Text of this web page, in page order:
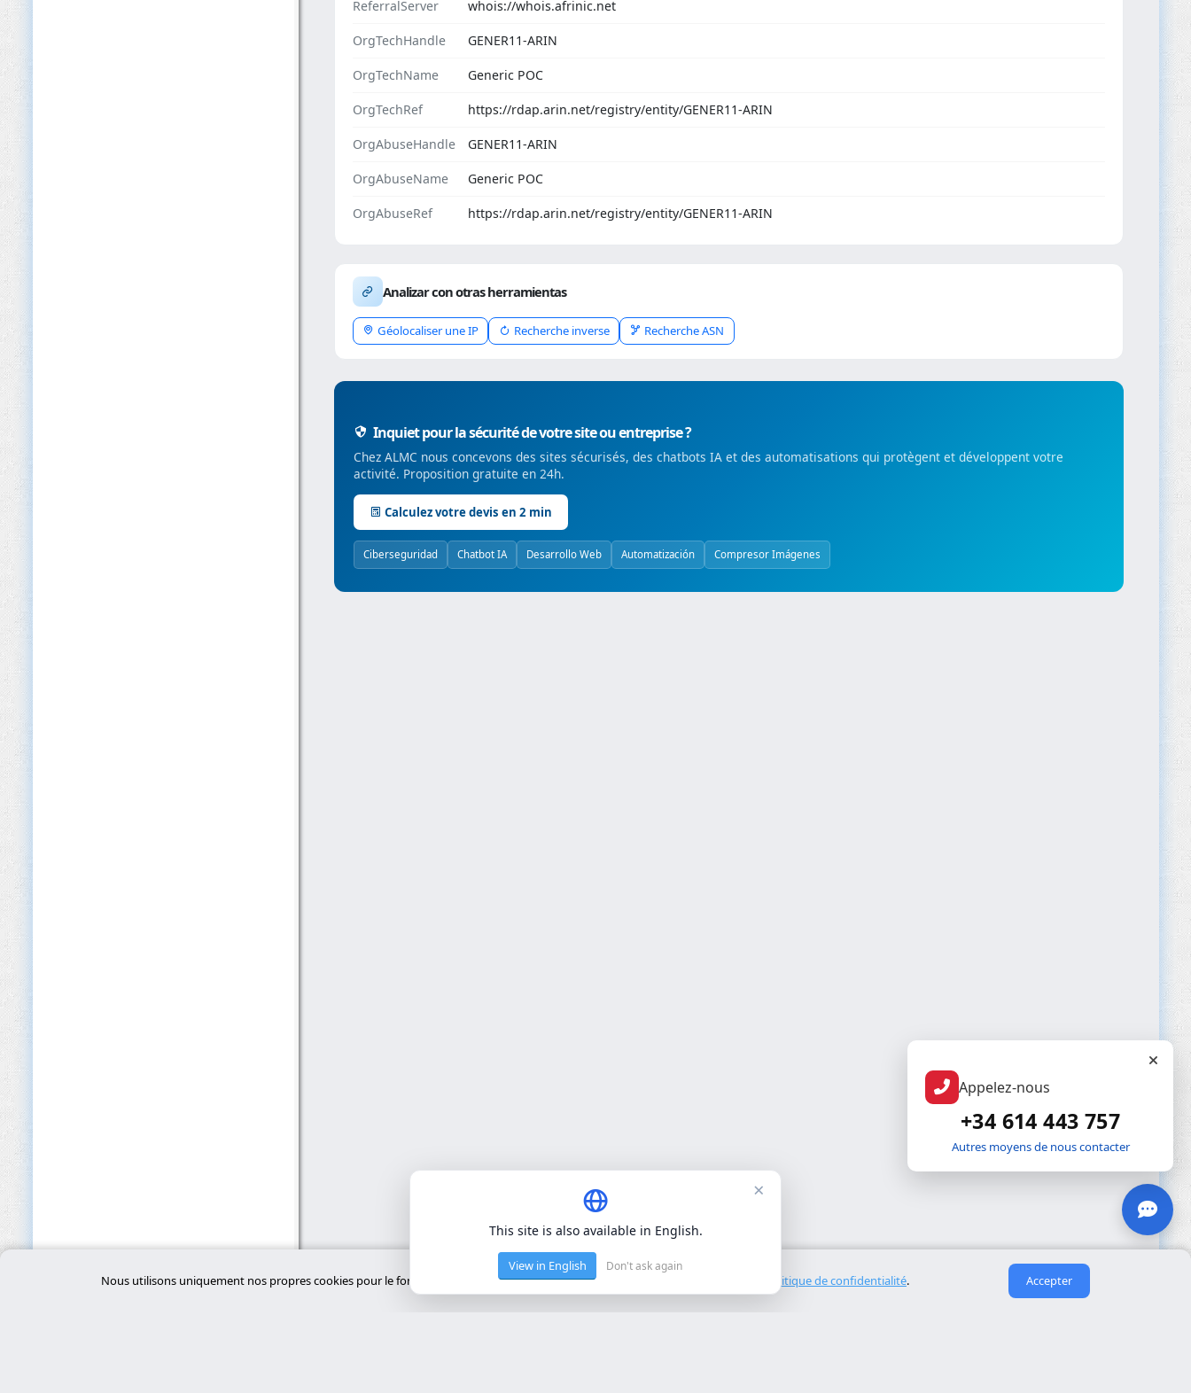
ReferralServer whois://whois.afrinic.net
OrgTechHandle GENER11-ARIN
OrgTechName Generic POC
OrgTechRef https://rdap.arin.net/registry/entity/GENER11-ARIN
OrgAbuseHandle GENER11-ARIN
OrgAbuseName Generic POC
OrgAbuseRef https://rdap.arin.net/registry/entity/GENER11-ARIN
Analizar con otras herramientas
Géolocaliser une IP Recherche inverse Recherche ASN
Inquiet pour la sécurité de votre site ou entreprise ?
Chez ALMC nous concevons des sites sécurisés, des chatbots IA et des automatisations qui protègent et développent votre
activité. Proposition gratuite en 24h.
Calculez votre devis en 2 min
Ciberseguridad Chatbot IA Desarrollo Web Automatización Compresor Imágenes
Nous utilisons uniquement nos propres cookies pour le fonctionnement de base du site. Nous n'utilisons pas de cookies tiers. Politique de confidentialité. Accepter
Appelez-nous
+34 614 443 757
Autres moyens de nous contacter
×
This site is also available in English.
View in English Don't ask again